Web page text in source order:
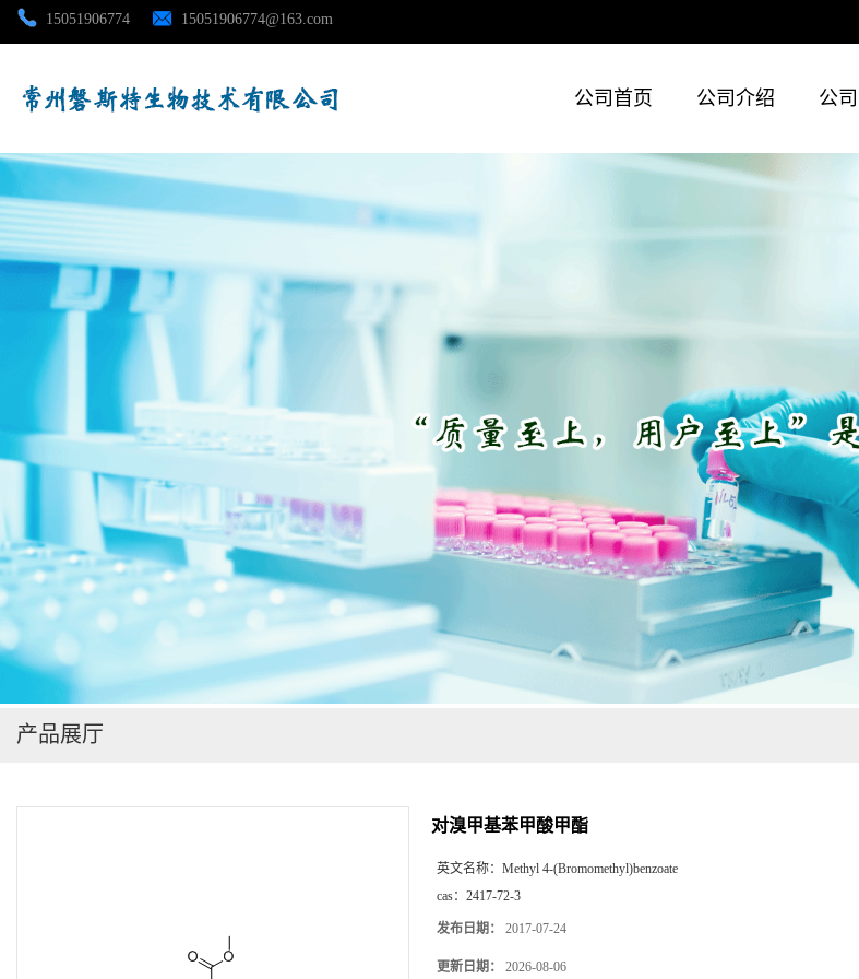
15051906774 15051906774@163.com
公司首页 公司介绍 公
公司首页
公司介绍
公司动态
产品展厅
联系方式
产品展厅
对溴甲基苯甲酸甲酯
英文名称： Methyl 4-(Bromomethyl)benzoate
cas： 2417-72-3
发布日期： 2017-07-24
更新日期： 2026-08-06